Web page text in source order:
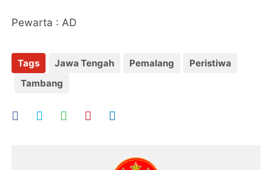
Pewarta : AD
Tags Jawa Tengah Pemalang
Peristiwa
Tambang